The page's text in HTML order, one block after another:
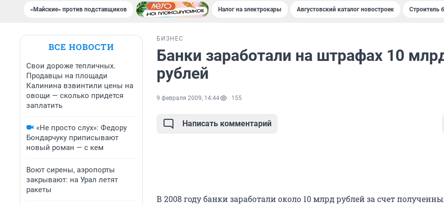
«Майские» против подставщиков Налог на электрокары Августовский каталог новостроек Строитель
ВСЕ НОВОСТИ
Свои дороже тепличных.
Продавцы на площади
Калинина взвинтили цены на
овощи — сколько придется
заплатить
«Не просто слух»: Федору
Бондарчуку приписывают
новый роман — с кем
Воют сирены, аэропорты
закрывают: на Урал летят
ракеты
БИЗНЕС
Банки заработали на штрафах 10
рублей
9 февраля 2009, 14:44 155
Написать комментарий
В 2008 году банки заработали около 10 млрд рублей за счет